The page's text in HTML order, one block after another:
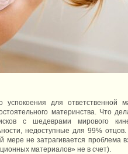
для ответственной
материнства. Что
с шедеврами мирового
недоступные для 99%
мере не затрагивается
материалов» не в счет).